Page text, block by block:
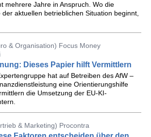
mehrere Jahre in Anspruch. Wo die
aktuellen betrieblichen Situation beginnt,
& Organisation) Focus Money
Dieses Papier hilft Vermittlern
hat auf Betreiben des AfW –
eine Orientierungshilfe
die Umsetzung der EU-KI-
& Marketing) Procontra